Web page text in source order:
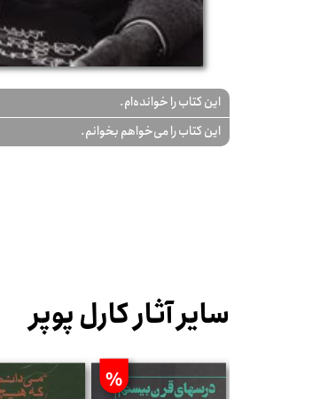
این کتاب را خوانده‌ام.
این کتاب را می‌خواهم بخوانم.
سایر آثار کارل پوپر
%